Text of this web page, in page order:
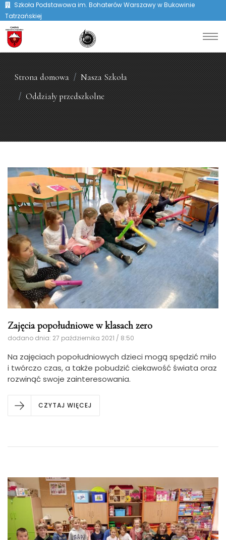
Szkoła Podstawowa im. Bohaterów Warszawy w Bukowinie
Tatrzańskiej
Strona domowa
Nasza Szkoła
Oddziały przedszkolne
Zajęcia popołudniowe w klasach zero
dodano dnia: 27 października 2021 / 8:50
Na zajęciach popołudniowych dzieci mogą spędzić miło
i twórczo czas, a także pobudzić ciekawość świata oraz
rozwinąć swoje zainteresowania.
CZYTAJ WIĘCEJ